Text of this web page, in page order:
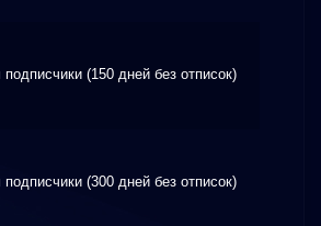
подписчики (150 дней без отписок)
подписчики (300 дней без отписок)